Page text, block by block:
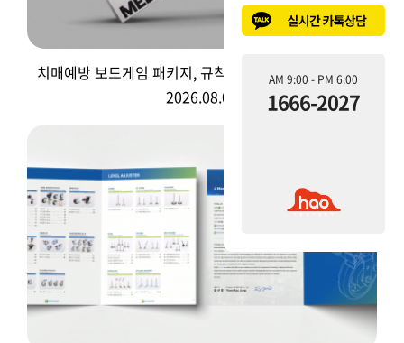
AM 9:00 - PM 6:00
1666-2027
AM 9:00 - PM 6:00
1666-2027
치매예방 보드게임 패키지, 규칙 설명서도 같이 될까요?
2026.08.07